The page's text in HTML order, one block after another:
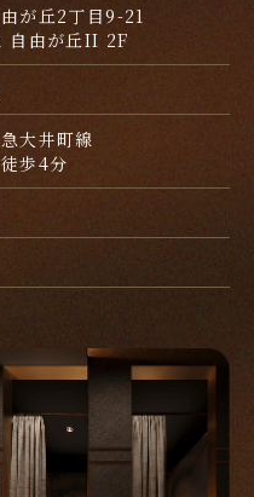
が丘2丁目9-21
自由が丘II 2F
大井町線
歩4分